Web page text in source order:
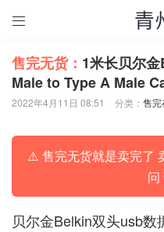

售完无货： 1米长贝尔
Male to Type A Male
2022年4月11日 08:51 分类： 售完
⚠️ 售完无货就是卖完了
贝尔金Belkin双头usb